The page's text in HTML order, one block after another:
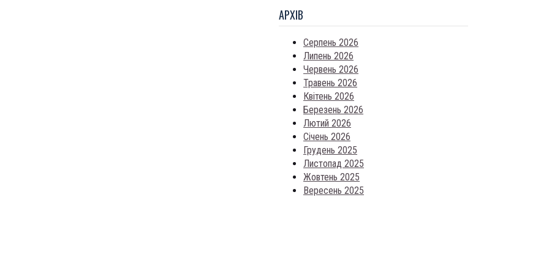
АРХIВ
Серпень 2026
Липень 2026
Червень 2026
Травень 2026
Квітень 2026
Березень 2026
Лютий 2026
Січень 2026
Грудень 2025
Листопад 2025
Жовтень 2025
Вересень 2025